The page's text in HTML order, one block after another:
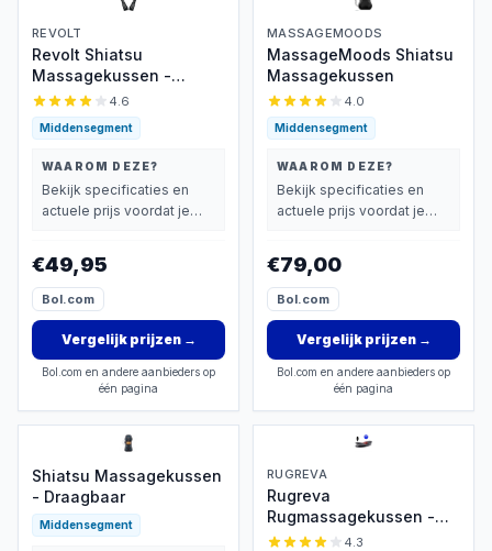
REVOLT
Revolt Shiatsu
Massagekussen -
Infrarood 4.6
Middensegment
WAAROM DEZE?
Bekijk specificaties en
actuele prijs voordat je
€49,95
Bol.com
Vergelijk prijzen→
Bol.com en andere aanbieders op
één pagina
MASSAGEMOODS
MassageMoods Shiatsu
Massagekussen
4.0
Middensegment
WAAROM DEZE?
Bekijk specificaties en
actuele prijs voordat je
€79,00
Bol.com
Vergelijk prijzen→
Bol.com en andere aanbieders op
één pagina
Shiatsu Massagekussen
- Draagbaar
Middensegment
RUGREVA
Rugreva
Rugmassagekussen -
Houdingcorrector
4.3